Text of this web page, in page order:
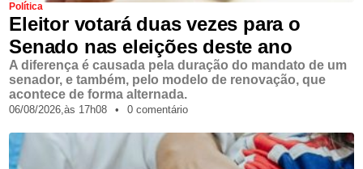
Política
Eleitor votará duas vezes para o
Senado nas eleições deste ano
A diferença é causada pela duração do mandato de um
senador, e também, pelo modelo de renovação, que
acontece de forma alternada.
06/08/2026,às 17h08 • 0 comentário